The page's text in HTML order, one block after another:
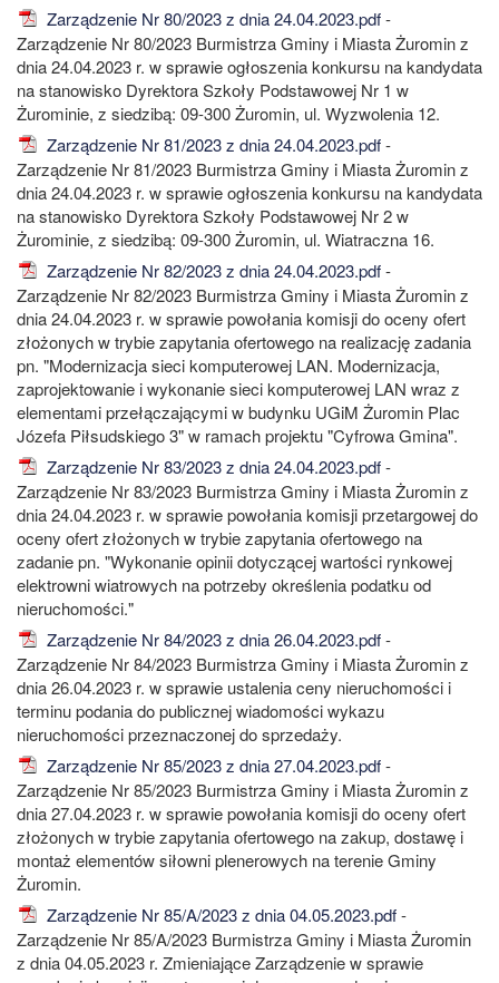
Zarządzenie Nr 80/2023 z dnia 24.04.2023.pdf-
Zarządzenie Nr 80/2023 Burmistrza Gminy i Miasta Żuromin z
dnia 24.04.2023 r. w sprawie ogłoszenia konkursu na kandydata
na stanowisko Dyrektora Szkoły Podstawowej Nr 1 w
Żurominie, z siedzibą: 09-300 Żuromin, ul. Wyzwolenia 12.
Zarządzenie Nr 81/2023 z dnia 24.04.2023.pdf-
Zarządzenie Nr 81/2023 Burmistrza Gminy i Miasta Żuromin z
dnia 24.04.2023 r. w sprawie ogłoszenia konkursu na kandydata
na stanowisko Dyrektora Szkoły Podstawowej Nr 2 w
Żurominie, z siedzibą: 09-300 Żuromin, ul. Wiatraczna 16.
Zarządzenie Nr 82/2023 z dnia 24.04.2023.pdf-
Zarządzenie Nr 82/2023 Burmistrza Gminy i Miasta Żuromin z
dnia 24.04.2023 r. w sprawie powołania komisji do oceny ofert
złożonych w trybie zapytania ofertowego na realizację zadania
pn. "Modernizacja sieci komputerowej LAN. Modernizacja,
zaprojektowanie i wykonanie sieci komputerowej LAN wraz z
elementami przełączającymi w budynku UGiM Żuromin Plac
Józefa Piłsudskiego 3" w ramach projektu "Cyfrowa Gmina".
Zarządzenie Nr 83/2023 z dnia 24.04.2023.pdf-
Zarządzenie Nr 83/2023 Burmistrza Gminy i Miasta Żuromin z
dnia 24.04.2023 r. w sprawie powołania komisji przetargowej do
oceny ofert złożonych w trybie zapytania ofertowego na
zadanie pn. "Wykonanie opinii dotyczącej wartości rynkowej
elektrowni wiatrowych na potrzeby określenia podatku od
nieruchomości."
Zarządzenie Nr 84/2023 z dnia 26.04.2023.pdf-
Zarządzenie Nr 84/2023 Burmistrza Gminy i Miasta Żuromin z
dnia 26.04.2023 r. w sprawie ustalenia ceny nieruchomości i
terminu podania do publicznej wiadomości wykazu
nieruchomości przeznaczonej do sprzedaży.
Zarządzenie Nr 85/2023 z dnia 27.04.2023.pdf-
Zarządzenie Nr 85/2023 Burmistrza Gminy i Miasta Żuromin z
dnia 27.04.2023 r. w sprawie powołania komisji do oceny ofert
złożonych w trybie zapytania ofertowego na zakup, dostawę i
montaż elementów siłowni plenerowych na terenie Gminy
Żuromin.
Zarządzenie Nr 85/A/2023 z dnia 04.05.2023.pdf-
Zarządzenie Nr 85/A/2023 Burmistrza Gminy i Miasta Żuromin
z dnia 04.05.2023 r. Zmieniające Zarządzenie w sprawie